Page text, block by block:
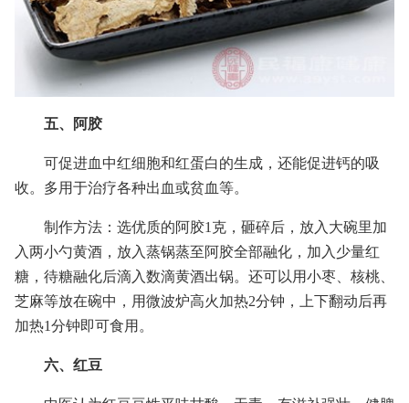
五、阿胶
可促进血中红细胞和红蛋白的生成，还能促进钙的吸
收。多用于治疗各种出血或贫血等。
制作方法：选优质的阿胶1克，砸碎后，放入大碗里加
入两小勺黄酒，放入蒸锅蒸至阿胶全部融化，加入少量红
糖，待糖融化后滴入数滴黄酒出锅。还可以用小枣、核桃、
芝麻等放在碗中，用微波炉高火加热2分钟，上下翻动后再
加热1分钟即可食用。
六、红豆